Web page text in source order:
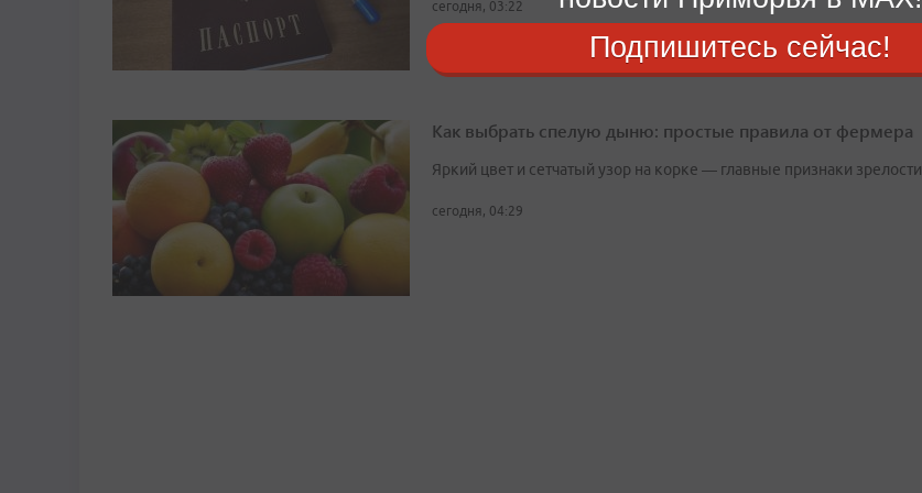
сегодня, 03:22
Как выбрать спелую дыню: простые правила от фермера
Яркий цвет и сетчатый узор на корке — главные признаки зрелости
сегодня, 04:29
Подпишитесь сейчас!